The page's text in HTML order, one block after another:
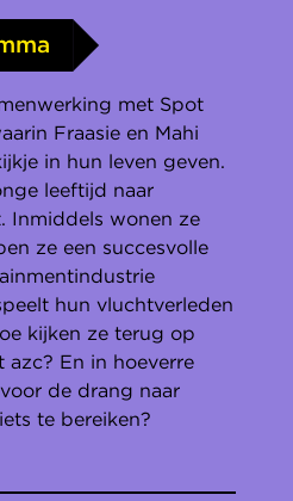
met Spot
Fraasie en Mahi
in hun leven geven.
leeftijd naar
Inmiddels wonen ze
ze een succesvolle
hun vluchtverleden
kijken ze terug op
En in hoeverre
de drang naar
te bereiken?